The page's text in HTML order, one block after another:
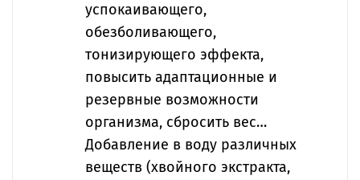
успокаивающего,
обезболивающего,
тонизирующего эффекта,
повысить адаптационные и
резервные возможности
организма, сбросить вес…
Добавление в воду различных
веществ (хвойного экстракта,